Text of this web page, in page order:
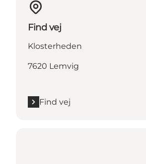
Find vej
Klosterheden
7620 Lemvig
Find vej